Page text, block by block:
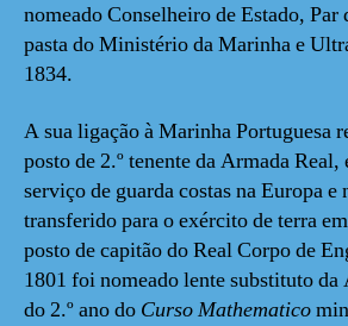
nomeado Conselheiro de Estado, Par
pasta do Ministério da Marinha e
1834.
A sua ligação à Marinha Portuguesa
posto de 2.º tenente da Armada Real,
serviço de guarda costas na Europa
transferido para o exército de terra
posto de capitão do Real Corpo de
1801 foi nomeado lente substituto
do 2.º ano do Curso Mathematico